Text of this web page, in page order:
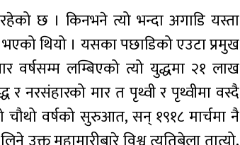
छ । किनभने त्यो भन्दा अगाडि यस्ता
थियो । यसका पछाडिको एउटा प्रमुख
वर्षसम्म लम्बिएको त्यो युद्धमा २१ लाख
नरसंहारको मार त पृथ्वी र पृथ्वीमा वस्दै
वर्षको सुरुआत, सन् १९१८ मार्चमा नै